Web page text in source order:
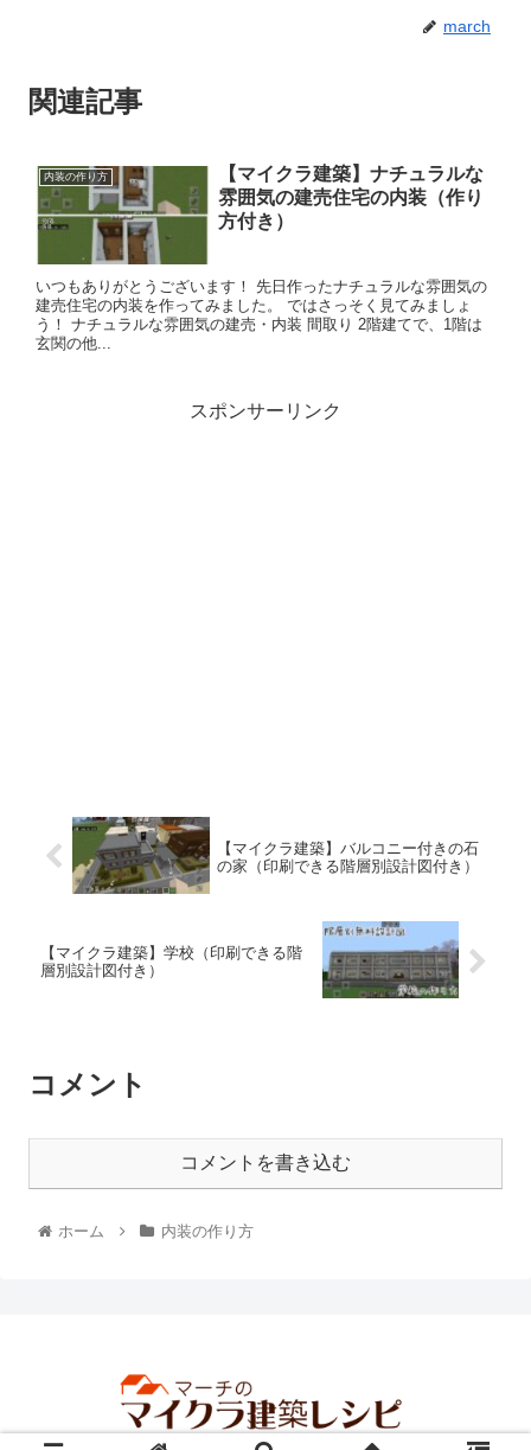
march
関連記事
内装の作り方
【マイクラ建築】ナチュラルな
雰囲気の建売住宅の内装（作り
方付き）
いつもありがとうございます！ 先日作ったナチュラルな雰囲気の
建売住宅の内装を作ってみました。 ではさっそく見てみましょ
う！ ナチュラルな雰囲気の建売・内装 間取り 2階建てで、1階は
玄関の他...
スポンサーリンク
【マイクラ建築】バルコニー付きの石
の家（印刷できる階層別設計図付き）
【マイクラ建築】学校（印刷できる階
層別設計図付き）
コメント
コメントを書き込む
ホーム 内装の作り方